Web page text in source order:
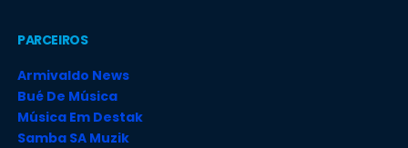
PARCEIROS
Armivaldo News
Bué De Música
Música Em Destak
Samba SA Muzik